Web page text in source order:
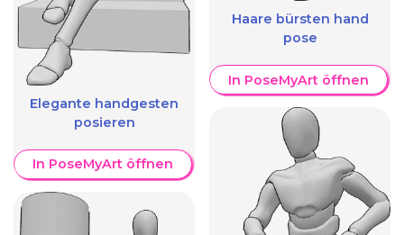
Elegante handgesten
posieren
In PoseMyArt öffnen
Haare bürsten hand
pose
In PoseMyArt öffnen